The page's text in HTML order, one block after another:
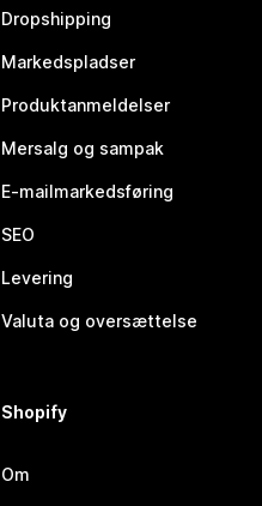
Dropshipping
Markedspladser
Produktanmeldelser
Mersalg og sampak
E-mailmarkedsføring
SEO
Levering
Valuta og oversættelse
Shopify
Om